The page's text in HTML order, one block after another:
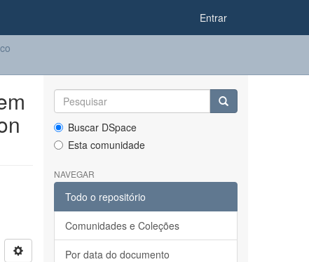
Entrar
Buscar DSpace
Esta comunidade
NAVEGAR
Todo o repositório
Comunidades e Coleções
Por data do documento